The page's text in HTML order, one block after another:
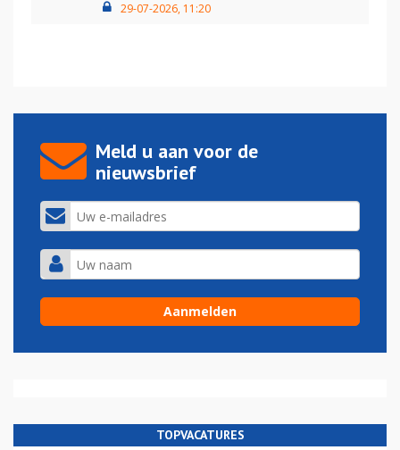
29-07-2026, 11:20
Meld u aan voor de
nieuwsbrief
TOPVACATURES